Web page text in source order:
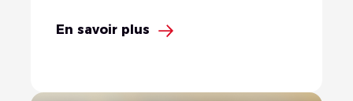
En savoir plus